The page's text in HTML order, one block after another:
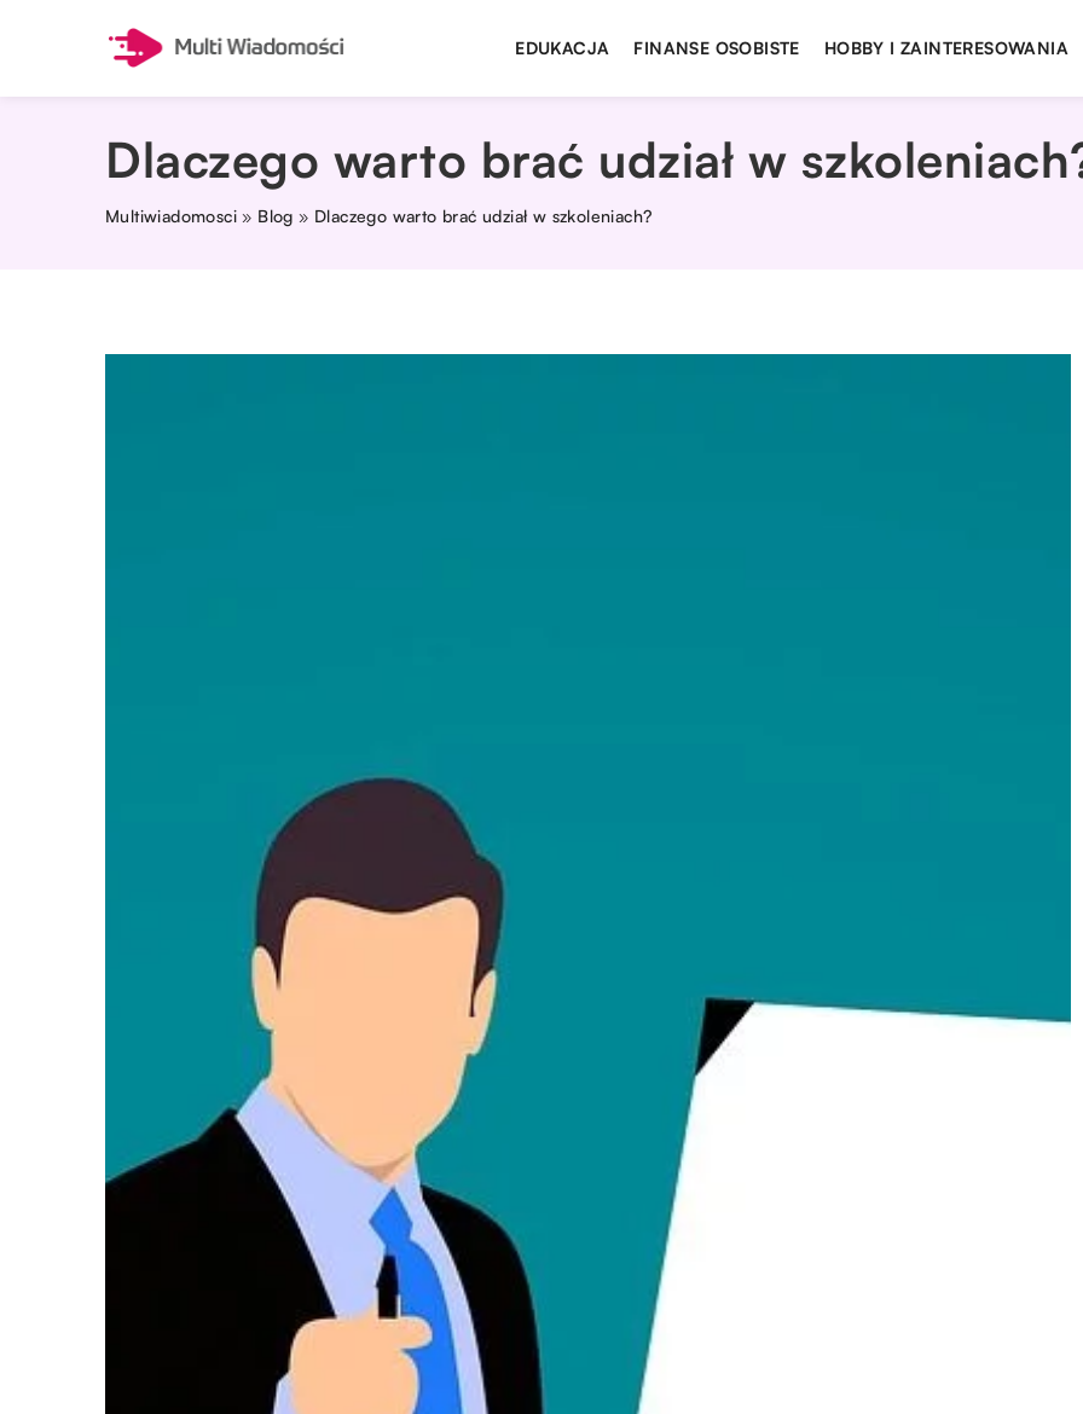
EDUKACJA FINANSE OSOBISTE HOBBY I ZAINTERESOWANIA
Dlaczego warto brać udział w
Multiwiadomosci » Blog » Dlaczego warto brać udział w szkoleniach?